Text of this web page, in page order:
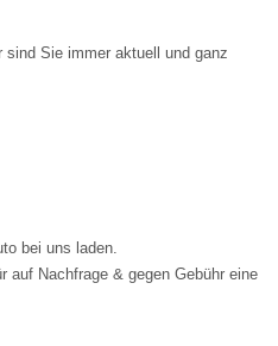
Sie immer aktuell und ganz
bei uns laden.
auf Nachfrage & gegen Gebühr eine